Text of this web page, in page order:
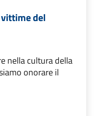
del
nella cultura della
onorare il